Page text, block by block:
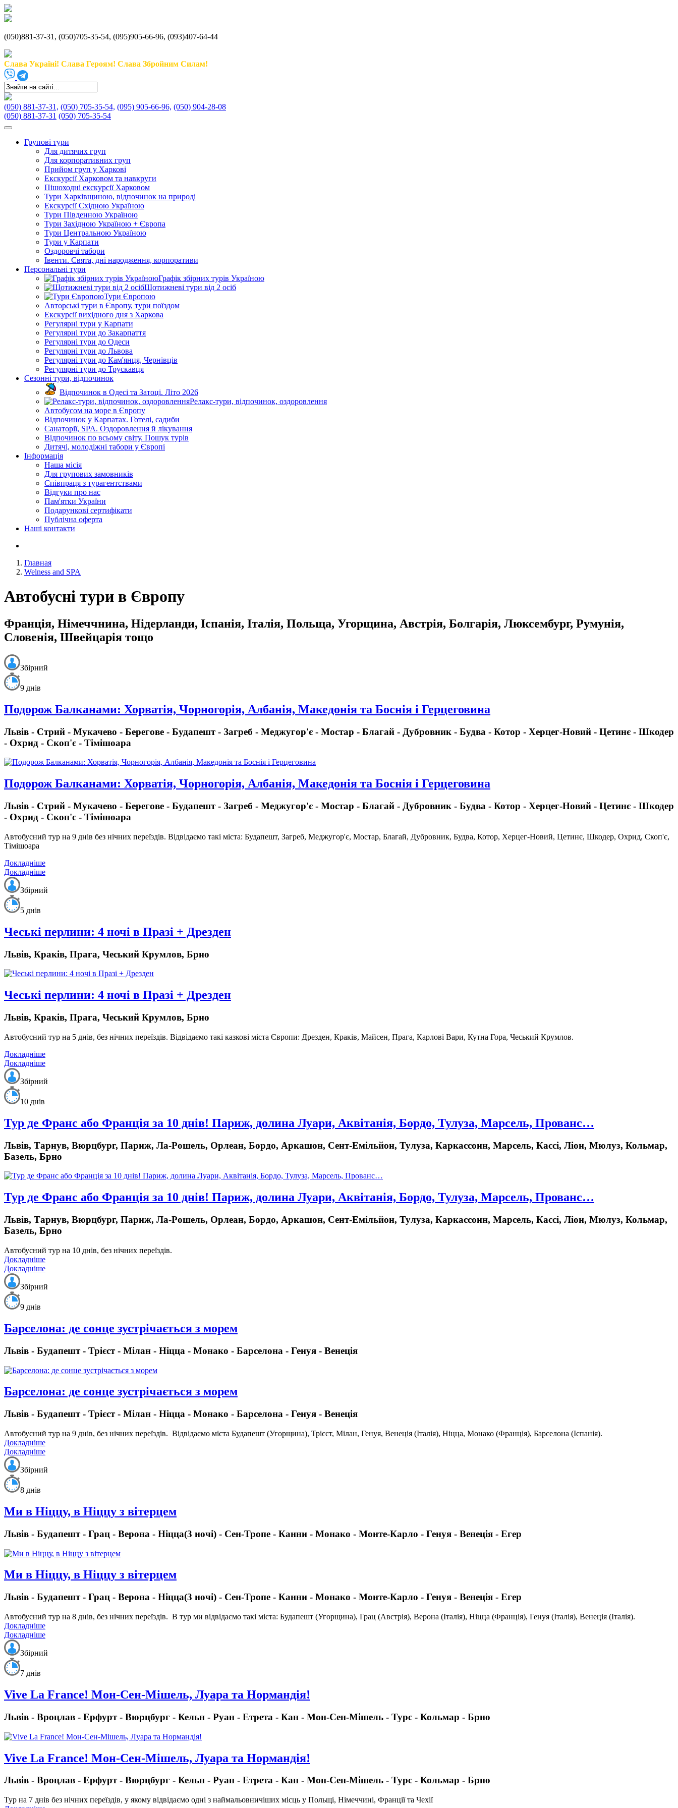
(050)881-37-31, (050)705-35-54, (095)905-66-96, (093)407-64-44
Слава Україні! Слава Героям! Слава Збройним Силам!
(050) 881-37-31, (050) 705-35-54, (095) 905-66-96, (050) 904-28-08
(050) 881-37-31 (050) 705-35-54
Групові тури
Для дитячих груп
Для корпоративних груп
Прийом груп у Харкові
Екскурсії Харковом та навкруги
Пішоходні екскурсії Харковом
Тури Харківщиною, відпочинок на природі
Екскурсії Східною Україною
Тури Південною Україною
Тури Західною Україною + Європа
Тури Центральною Україною
Тури у Карпати
Оздоровчі табори
Івенти. Свята, дні народження, корпоративи
Персональні тури
Графік збірних турів Україною
Щотижневі тури від 2 осіб
Тури Європою
Авторські тури в Європу, тури поїздом
Екскурсії вихідного дня з Харкова
Регулярні тури у Карпати
Регулярні тури до Закарпаття
Регулярні тури до Одеси
Регулярні тури до Львова
Регулярні тури до Кам'янця, Чернівців
Регулярні тури до Трускавця
Сезонні тури, відпочинок
Відпочинок в Одесі та Затоці. Літо 2026
Релакс-тури, відпочинок, оздоровлення
Автобусом на море в Європу
Відпочинок у Карпатах. Готелі, садиби
Санаторії, SPA. Оздоровлення й лікування
Відпочинок по всьому світу. Пошук турів
Дитячі, молодіжні табори у Європі
Інформація
Наша місія
Для групових замовників
Співпраця з турагентствами
Відгуки про нас
Пам'ятки України
Подарункові сертифікати
Публічна оферта
Наші контакти
Главная
Welness and SPA
Автобусні тури в Європу
Франція, Німеччнина, Нідерланди, Іспанія, Італія, Польща, Угорщина, Австрія, Болгарія, Люксембург, Румунія,
Словенія, Швейцарія тощо
Збірний
9 днів
Подорож Балканами: Хорватія, Чорногорія, Албанія, Македонія та Боснія і Герцеговина
Львів - Стрий - Мукачево - Берегове - Будапешт - Загреб - Меджугор'є - Мостар - Благай - Дубровник - Будва - Котор - Херцег-Новий - Цетинє - Шкодер
- Охрид - Скоп'є - Тімішоара
Подорож Балканами: Хорватія, Чорногорія, Албанія, Македонія та Боснія і Герцеговина
Львів - Стрий - Мукачево - Берегове - Будапешт - Загреб - Меджугор'є - Мостар - Благай - Дубровник - Будва - Котор - Херцег-Новий - Цетинє - Шкодер
- Охрид - Скоп'є - Тімішоара
Автобусний тур на 9 днів без нічних переїздів. Відвідаємо такі міста: Будапешт, Загреб, Меджугор'є, Мостар, Благай, Дубровник, Будва, Котор, Херцег-Новий, Цетинє, Шкодер, Охрид, Скоп'є,
Тімішоара
Докладніше
Докладніше
Збірний
5 днів
Чеські перлини: 4 ночі в Празі + Дрезден
Львів, Краків, Прага, Чеський Крумлов, Брно
Чеські перлини: 4 ночі в Празі + Дрезден
Львів, Краків, Прага, Чеський Крумлов, Брно
Автобусний тур на 5 днів, без нічних переїздів. Відвідаємо такі казкові міста Європи: Дрезден, Краків, Майсен, Прага, Карлові Вари, Кутна Гора, Чеський Крумлов.
Докладніше
Докладніше
Збірний
10 днів
Тур де Франс або Франція за 10 днів! Париж, долина Луари, Аквітанія, Бордо, Тулуза, Марсель, Прованс…
Львів, Тарнув, Вюрцбург, Париж, Ла-Рошель, Орлеан, Бордо, Аркашон, Сент-Емільйон, Тулуза, Каркассонн, Марсель, Кассі, Ліон, Мюлуз, Кольмар,
Базель, Брно
Тур де Франс або Франція за 10 днів! Париж, долина Луари, Аквітанія, Бордо, Тулуза, Марсель, Прованс…
Львів, Тарнув, Вюрцбург, Париж, Ла-Рошель, Орлеан, Бордо, Аркашон, Сент-Емільйон, Тулуза, Каркассонн, Марсель, Кассі, Ліон, Мюлуз, Кольмар,
Базель, Брно
Автобусний тур на 10 днів, без нічних переїздів.
Докладніше
Докладніше
Збірний
9 днів
Барселона: де сонце зустрічається з морем
Львів - Будапешт - Трієст - Мілан - Ніцца - Монако - Барселона - Генуя - Венеція
Барселона: де сонце зустрічається з морем
Львів - Будапешт - Трієст - Мілан - Ніцца - Монако - Барселона - Генуя - Венеція
Автобусний тур на 9 днів, без нічних переїздів. Відвідаємо міста Будапешт (Угорщина), Трієст, Мілан, Генуя, Венеція (Італія), Ніцца, Монако (Франція), Барселона (Іспанія).
Докладніше
Докладніше
Збірний
8 днів
Ми в Ніццу, в Ніццу з вітерцем
Львів - Будапешт - Грац - Верона - Ніцца(3 ночі) - Сен-Тропе - Канни - Монако - Монте-Карло - Генуя - Венеція - Егер
Ми в Ніццу, в Ніццу з вітерцем
Львів - Будапешт - Грац - Верона - Ніцца(3 ночі) - Сен-Тропе - Канни - Монако - Монте-Карло - Генуя - Венеція - Егер
Автобусний тур на 8 днів, без нічних переїздів. В тур ми відвідаємо такі міста: Будапешт (Угорщина), Грац (Австрія), Верона (Італія), Ніцца (Франція), Генуя (Італія), Венеція (Італія).
Докладніше
Докладніше
Збірний
7 днів
Vive La France! Мон-Сен-Мішель, Луара та Нормандія!
Львів - Вроцлав - Ерфурт - Вюрцбург - Кельн - Руан - Етрета - Кан - Мон-Cен-Мішель - Турс - Кольмар - Брно
Vive La France! Мон-Сен-Мішель, Луара та Нормандія!
Львів - Вроцлав - Ерфурт - Вюрцбург - Кельн - Руан - Етрета - Кан - Мон-Cен-Мішель - Турс - Кольмар - Брно
Тур на 7 днів без нічних переїздів, у якому відвідаємо одні з наймальовничіших місць у Польщі, Німеччині, Франції та Чехії